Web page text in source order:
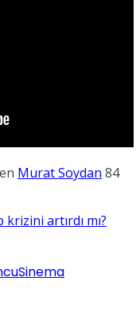
Murat Soydan 84
krizini artırdı mı?
Sinema